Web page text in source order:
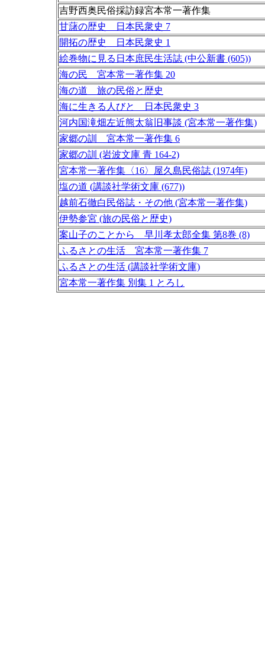
吉野西奥民俗採訪録宮本常一著作集
甘藷の歴史 日本民衆史 7
開拓の歴史 日本民衆史 1
絵巻物に見る日本庶民生活誌 (中公新書 (605))
海の民 宮本常一著作集 20
海の道 旅の民俗と歴史
海に生きる人びと 日本民衆史 3
河内国滝畑左近熊太翁旧事談 (宮本常一著作集)
家郷の訓 宮本常一著作集 6
家郷の訓 (岩波文庫 青 164-2)
宮本常一著作集〈16〉屋久島民俗誌 (1974年)
塩の道 (講談社学術文庫 (677))
越前石徹白民俗誌・その他 (宮本常一著作集)
伊勢参宮 (旅の民俗と歴史)
案山子のことから 早川孝太郎全集 第8巻 (8)
ふるさとの生活 宮本常一著作集 7
ふるさとの生活 (講談社学術文庫)
宮本常一著作集 別集 1 とろし